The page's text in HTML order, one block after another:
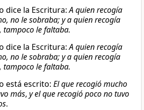
dice la Escritura:A quien recogía
no le sobraba; y a quien recogía
tampoco le faltaba.
dice la Escritura:A quien recogía
no le sobraba; y a quien recogía
tampoco le faltaba.
está escrito: El que recogió mucho
más, y el que recogió poco no tuvo
.